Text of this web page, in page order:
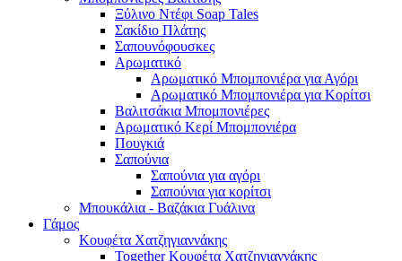
Ξύλινο Ντέφι Soap Tales
Σακίδιο Πλάτης
Σαπουνόφουσκες
Αρωματικό
Αρωματικό Μπομπονιέρα για Αγόρι
Αρωματικό Μπομπονιέρα για Κορίτσι
Βαλιτσάκια Μπομπονιέρες
Αρωματικό Κερί Μπομπονιέρα
Πουγκιά
Σαπούνια
Σαπούνια για αγόρι
Σαπούνια για κορίτσι
Μπουκάλια - Βαζάκια Γυάλινα
Γάμος
Κουφέτα Χατζηγιαννάκης
Together Κουφέτα Χατζηγιαννάκης